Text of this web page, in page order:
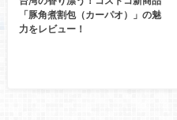
「豚角煮割包（カーパオ）」の魅
力をレビュー！